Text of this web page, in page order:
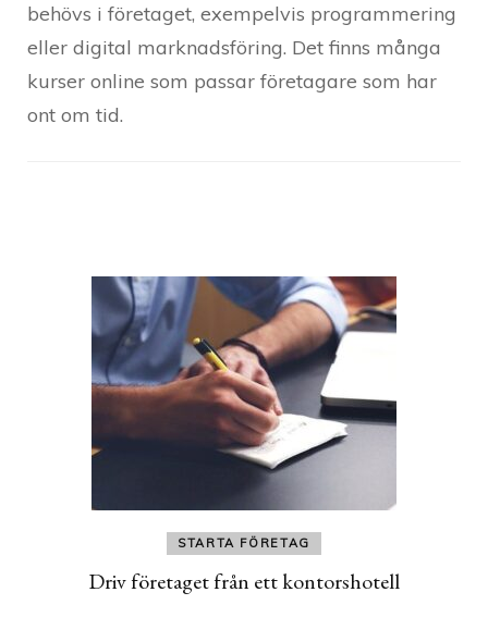
behövs i företaget, exempelvis programmering
eller digital marknadsföring. Det finns många
kurser online som passar företagare som har
ont om tid.
STARTA FÖRETAG
Driv företaget från ett kontorshotell